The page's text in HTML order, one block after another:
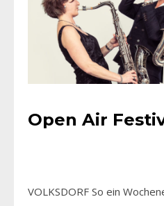
Open Air
VOLKSDORF So ein